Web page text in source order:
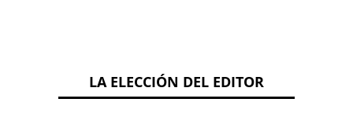
LA ELECCIÓN DEL EDITOR